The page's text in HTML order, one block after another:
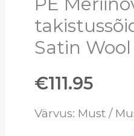
Satin
€111.95
Värvus: Must /
Atlantis
CC
Wool